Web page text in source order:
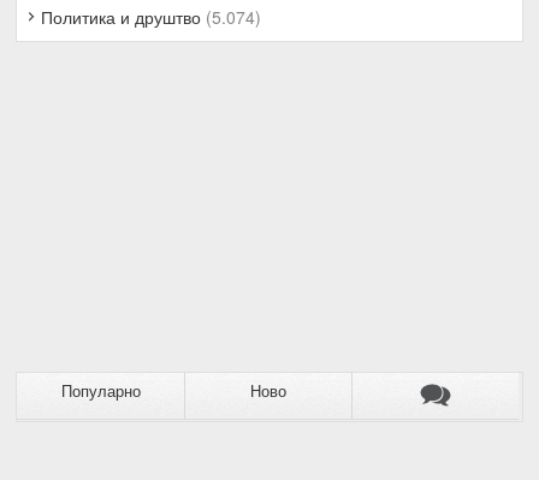
Политика и друштво (5.074)
Популарно Ново